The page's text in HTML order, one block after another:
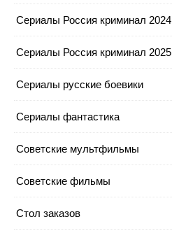
Сериалы Россия криминал 2024
Сериалы Россия криминал 2025
Сериалы русские боевики
Сериалы фантастика
Советские мультфильмы
Советские фильмы
Стол заказов